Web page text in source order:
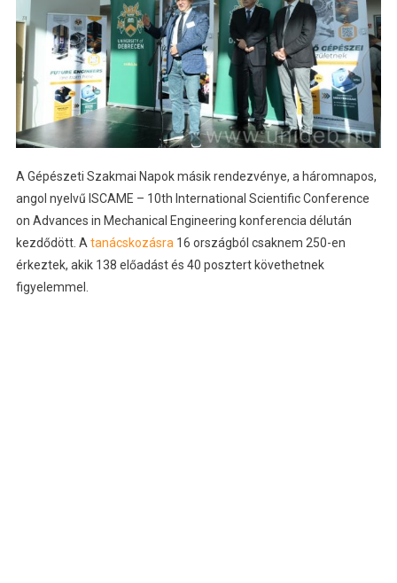
A Gépészeti Szakmai Napok másik rendezvénye, a háromnapos,
angol nyelvű ISCAME – 10th International Scientific Conference
on Advances in Mechanical Engineering konferencia délután
kezdődött. A tanácskozásra 16 országból csaknem 250-en
érkeztek, akik 138 előadást és 40 posztert követhetnek
figyelemmel.